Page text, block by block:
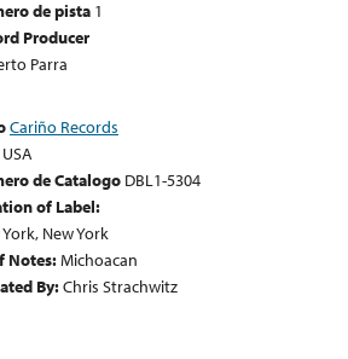
de pista 1
Producer
Parra
Cariño Records
USA
de Catalogo DBL1-5304
of Label:
New York
Notes:Michoacan
By:Chris Strachwitz